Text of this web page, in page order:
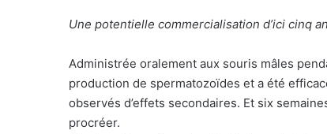
Une potentielle commercialisation d’ici cinq
Administrée oralement aux souris mâles
production de spermatozoïdes et a été
observés d’effets secondaires. Et six
procréer.